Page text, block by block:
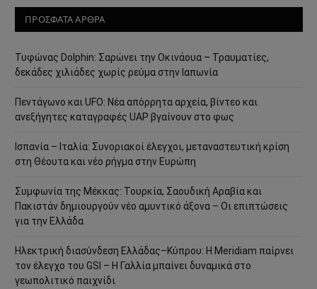
ΠΡΟΣΦΑΤΑ ΑΡΘΡΑ
Τυφώνας Dolphin: Σαρώνει την Οκινάουα – Τραυματίες,
δεκάδες χιλιάδες χωρίς ρεύμα στην Ιαπωνία
Πεντάγωνο και UFO: Νέα απόρρητα αρχεία, βίντεο και
ανεξήγητες καταγραφές UAP βγαίνουν στο φως
Ισπανία – Ιταλία: Συνοριακοί έλεγχοι, μεταναστευτική κρίση
στη Θέουτα και νέο ρήγμα στην Ευρώπη
Συμφωνία της Μέκκας: Τουρκία, Σαουδική Αραβία και
Πακιστάν δημιουργούν νέο αμυντικό άξονα – Οι επιπτώσεις
για την Ελλάδα
Ηλεκτρική διασύνδεση Ελλάδας–Κύπρου: Η Meridiam παίρνει
τον έλεγχο του GSI – Η Γαλλία μπαίνει δυναμικά στο
γεωπολιτικό παιχνίδι